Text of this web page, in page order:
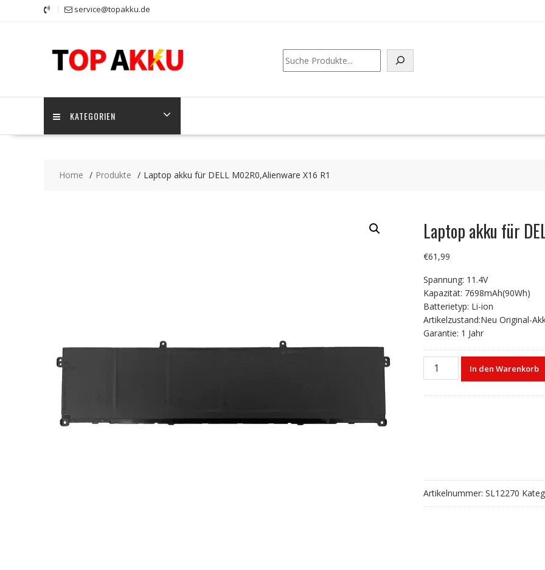
service@topakku.de
Suchen
KATEGORIEN
Home Produkte Laptop akku für DELL M02R0,Alienware X16 R1
Laptop akku für
€61,99
Spannung: 11.4V
Kapazität: 7698mAh(90Wh)
Batterietyp: Li-ion
Artikelzustand:Neu Original-
Garantie: 1 Jahr
Laptop
akku
In den Warenkorb
Artikelnummer: SL12270